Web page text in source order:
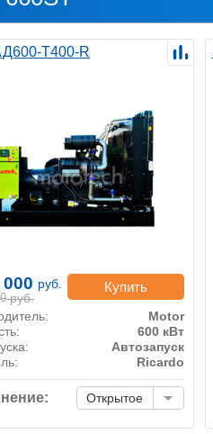
Т400-R
руб.
руб. Купить
Motor
600 кВт
Автозапуск
Ricardo
Открытое